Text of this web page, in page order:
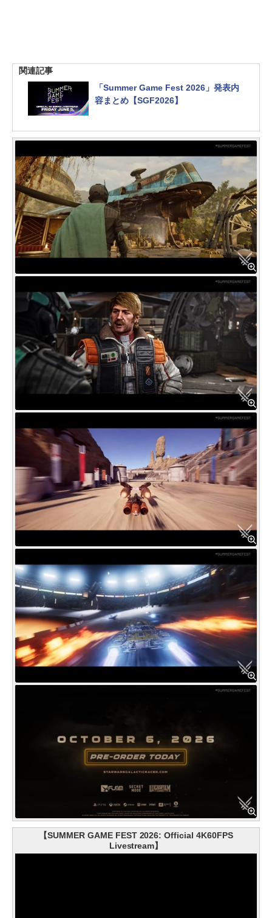
関連記事
「Summer Game Fest 2026」発表内
容まとめ【SGF2026】
【SUMMER GAME FEST 2026: Official 4K60FPS
Livestream】